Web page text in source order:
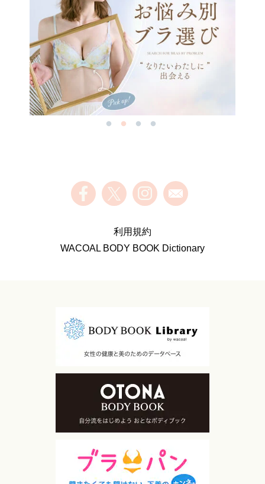
利用規約
WACOAL BODY BOOK Dictionary